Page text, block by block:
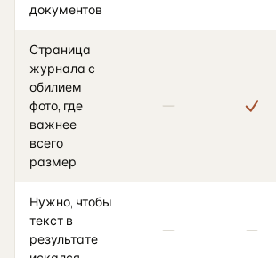
документов
Страница
журнала с
обилием
фото, где
важнее
всего
размер
Нужно, чтобы
текст в
результате